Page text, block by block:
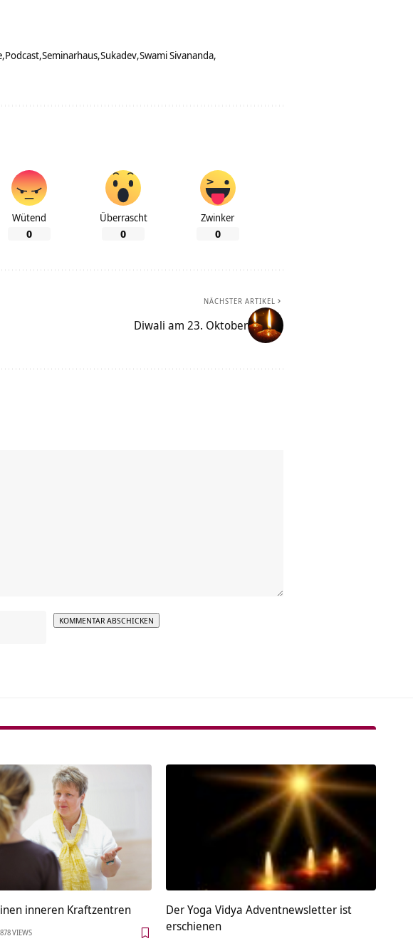
Podcast Seminarhaus Sukadev Swami Sivananda
Wütend
0
Überrascht
0
Zwinker
0
NÄCHSTER ARTIKEL
Diwali am 23. Oktober
inneren Kraftzentren
878 VIEWS
Der Yoga Vidya Adventnewsletter ist
erschienen